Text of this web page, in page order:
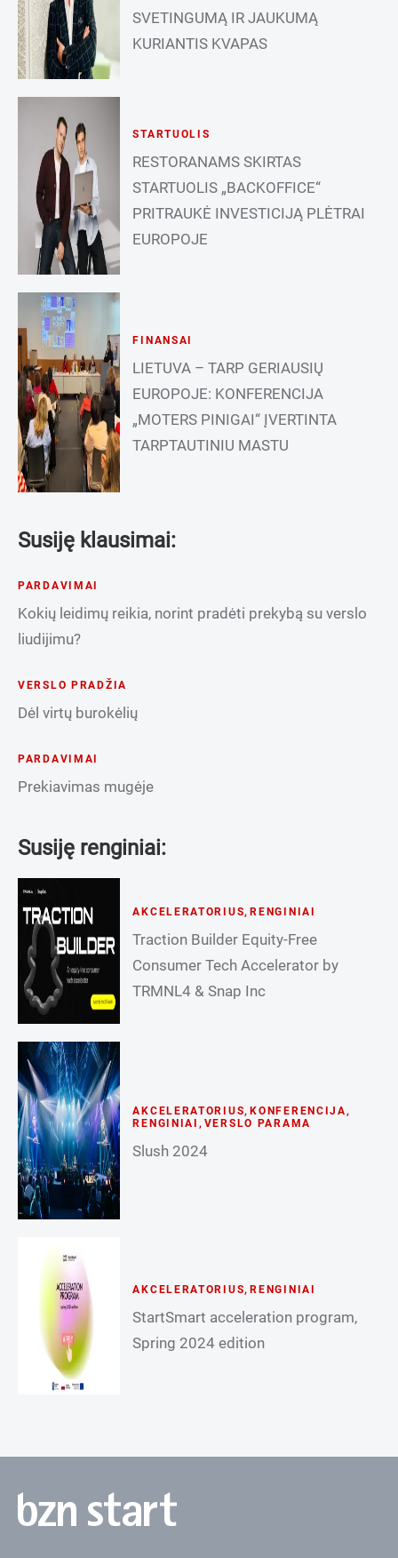
SVETINGUMĄ IR JAUKUMĄ
KURIANTIS KVAPAS
STARTUOLIS
RESTORANAMS SKIRTAS
STARTUOLIS „BACKOFFICE“
PRITRAUKĖ INVESTICIJĄ PLĖTRAI
EUROPOJE
FINANSAI
LIETUVA – TARP GERIAUSIŲ
EUROPOJE: KONFERENCIJA
„MOTERS PINIGAI“ ĮVERTINTA
TARPTAUTINIU MASTU
Susiję klausimai:
PARDAVIMAI
Kokių leidimų reikia, norint pradėti prekybą su verslo
liudijimu?
VERSLO PRADŽIA
Dėl virtų burokėlių
PARDAVIMAI
Prekiavimas mugėje
Susiję renginiai:
AKCELERATORIUS, RENGINIAI
Traction Builder Equity-Free
Consumer Tech Accelerator by
TRMNL4 & Snap Inc
AKCELERATORIUS, KONFERENCIJA,
RENGINIAI , VERSLO PARAMA
Slush 2024
AKCELERATORIUS, RENGINIAI
StartSmart acceleration program,
Spring 2024 edition